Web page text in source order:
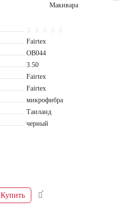
Fairtex
OB044
3.50
Fairtex
Fairtex
микрофибра
Таиланд
черный
Купить